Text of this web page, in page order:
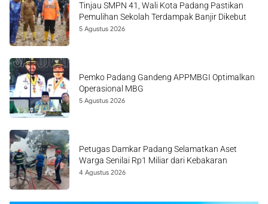
Tinjau SMPN 41, Wali Kota Padang Pastikan
Pemulihan Sekolah Terdampak Banjir Dikebut
5 Agustus 2026
Pemko Padang Gandeng APPMBGI Optimalkan
Operasional MBG
5 Agustus 2026
Petugas Damkar Padang Selamatkan Aset
Warga Senilai Rp1 Miliar dari Kebakaran
4 Agustus 2026